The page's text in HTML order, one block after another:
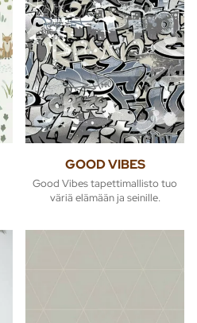
GOOD VIBES
Good Vibes tapettimallisto tuo
väriä elämään ja seinille.